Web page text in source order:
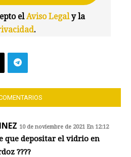
elAviso Legaly la
.
10 de noviembre de 2021 En 12:12
que depositar el vidrio en
????